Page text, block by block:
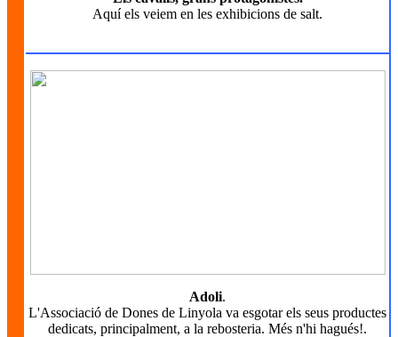
Aquí els veiem en les exhibicions de salt.
Adoli.
L'Associació de Dones de Linyola va esgotar els seus productes
dedicats, principalment, a la rebosteria. Més n'hi hagués!.